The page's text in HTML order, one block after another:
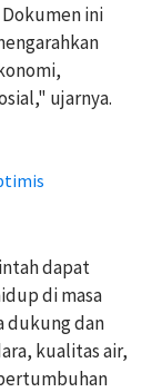
Dokumen ini
ujarnya.
dapat
di masa
dukung dan
kualitas air,